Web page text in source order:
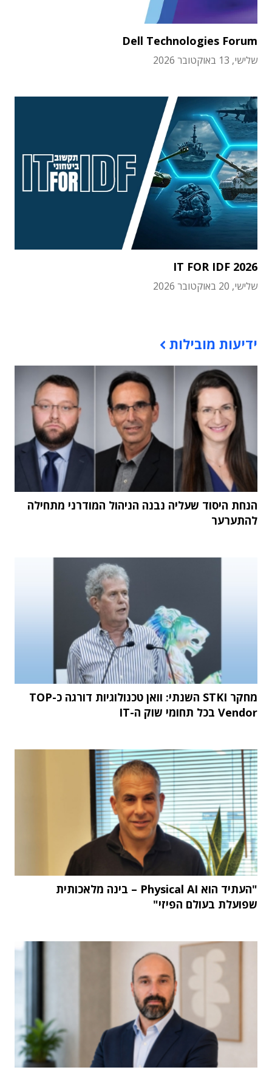
Dell Technologies Forum
שלישי, 13 באוקטובר 2026
IT FOR IDF 2026
שלישי, 20 באוקטובר 2026
ידיעות מובילות
הנחת היסוד שעליה נבנה הניהול המודרני מתחילה
להתערער
מחקר STKI השנתי: וואן טכנולוגיות דורגה כ-TOP
Vendor בכל תחומי שוק ה-IT
"העתיד הוא Physical AI – בינה מלאכותית
שפועלת בעולם הפיזי"